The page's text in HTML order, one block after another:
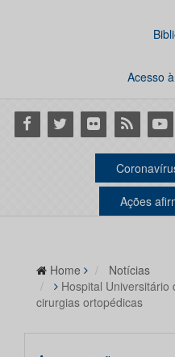
Acesso
Facebook
Twitter Flickr RSS
Ações
Home
Notícias
Hospital
cirurgias ortopédicas